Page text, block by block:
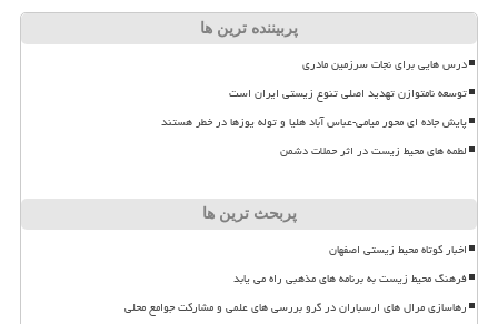
پربیننده ترین ها
درس هایی برای نجات سرزمین مادری
توسعه نامتوازن تهدید اصلی تنوع زیستی ایران است
پایش جاده ای محور میامی-عباس آباد هلیا و توله یوزها در خطر هستند
لطمه های محیط زیست در اثر حملات دشمن
پربحث ترین ها
اخبار کوتاه محیط زیستی اصفهان
فرهنگ محیط زیست به برنامه های مذهبی راه می یابد
رهاسازی مرال های ارسباران در گرو بررسی های علمی و مشارکت جوامع محلی